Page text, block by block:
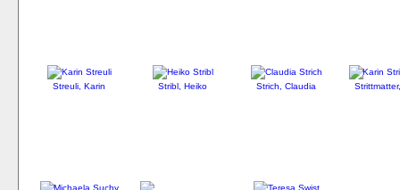
Streuli, Karin Stribl, Heiko Strich, Claudia